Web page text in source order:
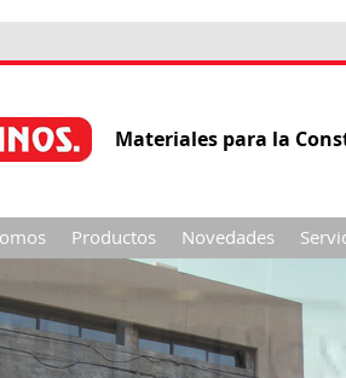
Materiales para la
Productos Novedades